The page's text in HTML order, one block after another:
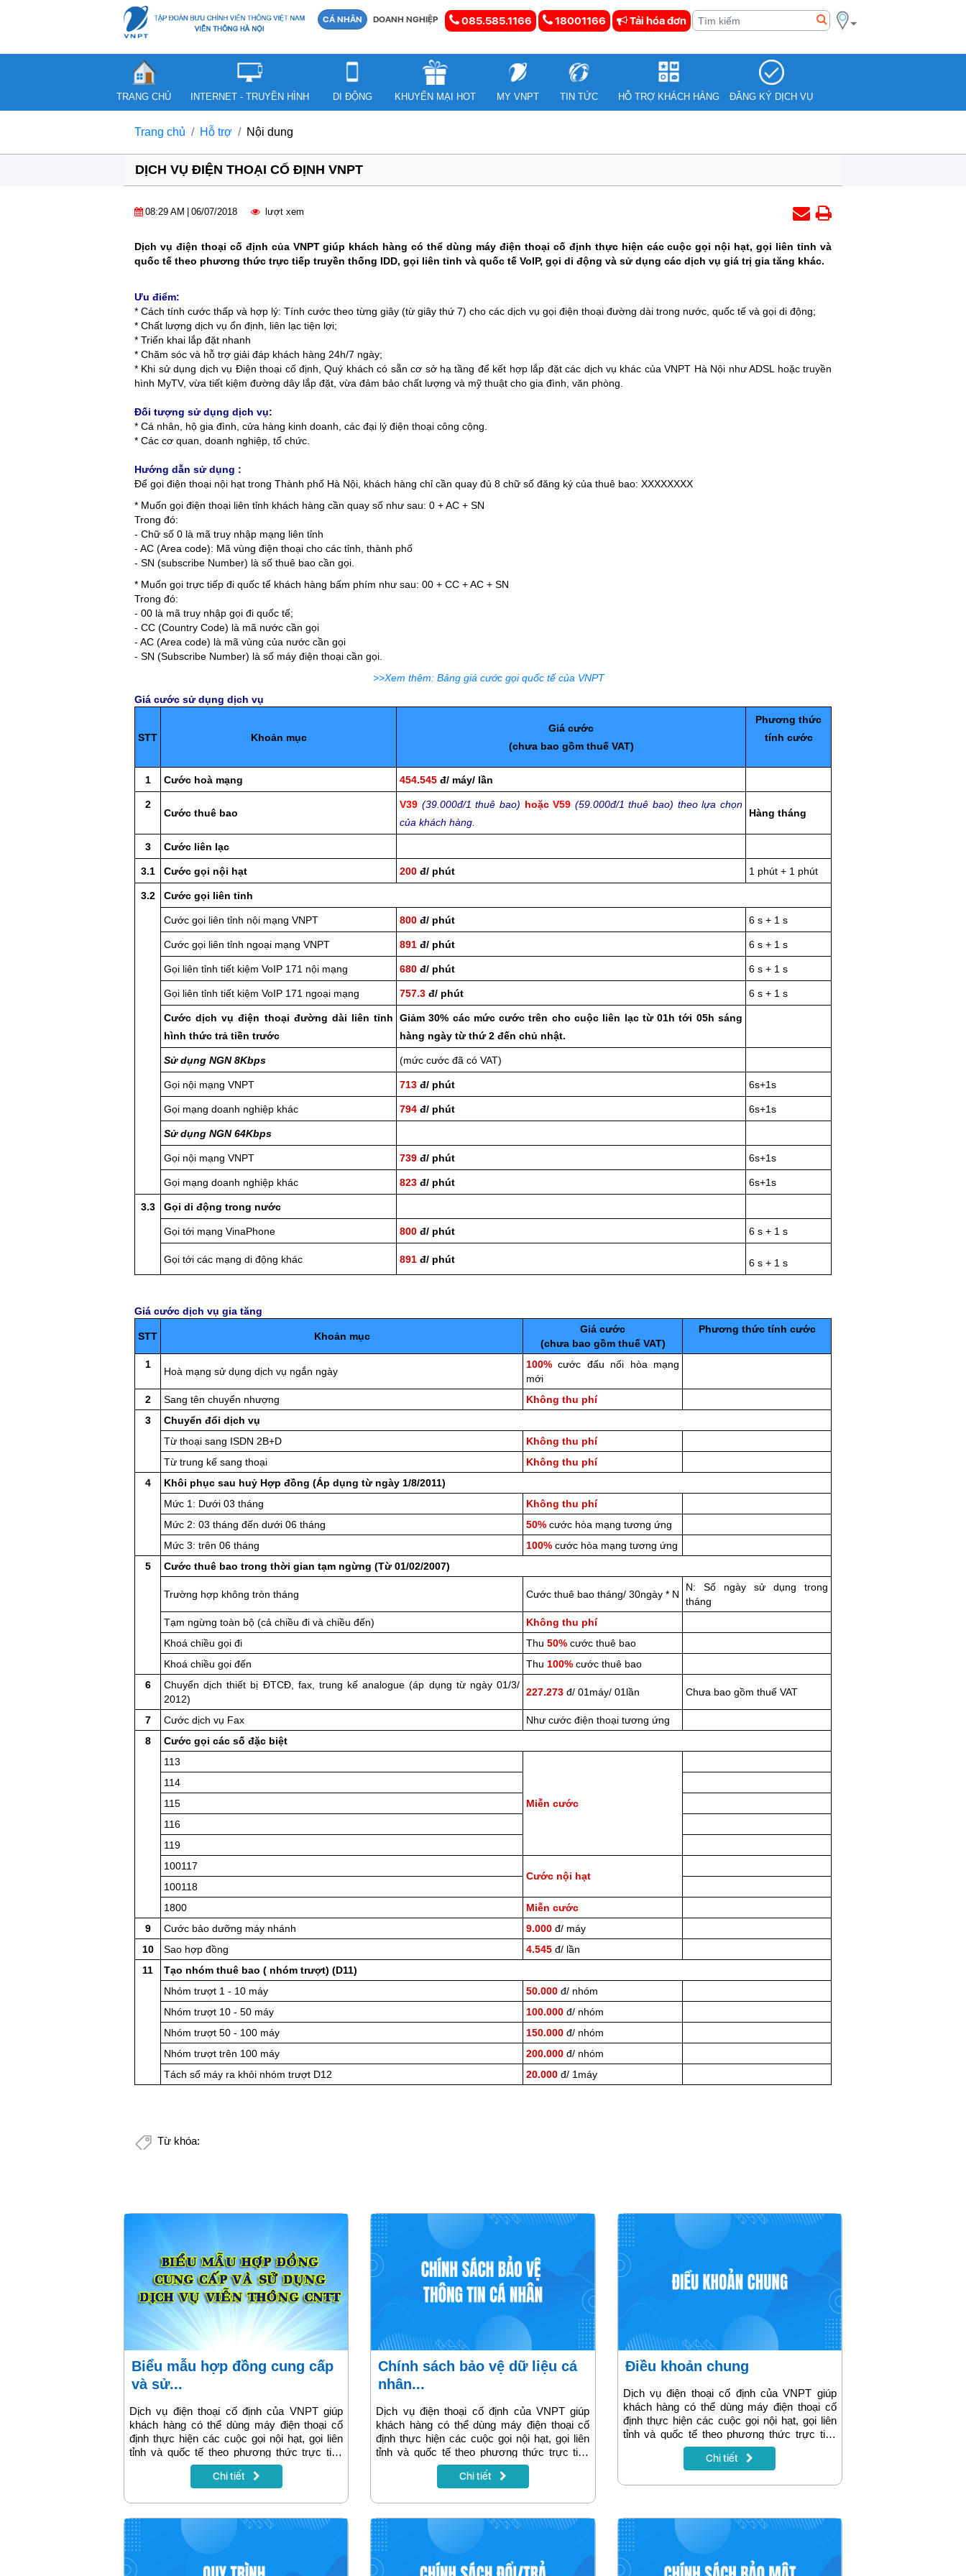
CÁ NHÂN DOANH NGHIỆP 085.585.1166 18001166 Tải hóa đơn
TRANG CHỦ INTERNET - TRUYỀN HÌNH DI ĐỘNG KHUYẾN MẠI HOT MY VNPT TIN TỨC HỖ TRỢ KHÁCH HÀNG ĐĂNG KÝ DỊCH VỤ
Trang chủ Hỗ trợ Nội dung
DỊCH VỤ ĐIỆN THOẠI CỐ ĐỊNH VNPT
08:29 AM 06/07/2018 lượt xem
Dịch vụ điện thoại cố định của VNPT giúp khách hàng có thể dùng máy điện thoại cố định thực hiện các cuộc gọi nội hạt, gọi liên tỉnh và
quốc tế theo phương thức trực tiếp truyền thống IDD, gọi liên tỉnh và quốc tế VoIP, gọi di động và sử dụng các dịch vụ giá trị gia tăng khác.
Ưu điểm:
* Cách tính cước thấp và hợp lý: Tính cước theo từng giây (từ giây thứ 7) cho các dịch vụ gọi điện thoại đường dài trong nước, quốc tế và gọi di động;
* Chất lượng dịch vụ ổn định, liên lạc tiện lợi;
* Triển khai lắp đặt nhanh
* Chăm sóc và hỗ trợ giải đáp khách hàng 24h/7 ngày;
* Khi sử dụng dịch vụ Điện thoại cố định, Quý khách có sẵn cơ sở hạ tầng để kết hợp lắp đặt các dịch vụ khác của VNPT Hà Nội như ADSL hoặc truyền
hình MyTV, vừa tiết kiệm đường dây lắp đặt, vừa đảm bảo chất lượng và mỹ thuật cho gia đình, văn phòng.
Đối tượng sử dụng dịch vụ:
* Cá nhân, hộ gia đình, cửa hàng kinh doanh, các đại lý điện thoại công cộng.
* Các cơ quan, doanh nghiệp, tổ chức.
Hướng dẫn sử dụng :
Để gọi điện thoại nội hạt trong Thành phố Hà Nội, khách hàng chỉ cần quay đủ 8 chữ số đăng ký của thuê bao: XXXXXXXX
* Muốn gọi điện thoại liên tỉnh khách hàng cần quay số như sau: 0 + AC + SN
Trong đó:
- Chữ số 0 là mã truy nhập mạng liên tỉnh
- AC (Area code): Mã vùng điện thoại cho các tỉnh, thành phố
- SN (subscribe Number) là số thuê bao cần gọi.
* Muốn gọi trực tiếp đi quốc tế khách hàng bấm phím như sau: 00 + CC + AC + SN
Trong đó:
- 00 là mã truy nhập gọi đi quốc tế;
- CC (Country Code) là mã nước cần gọi
- AC (Area code) là mã vùng của nước cần gọi
- SN (Subscribe Number) là số máy điện thoại cần gọi.
>>Xem thêm: Bảng giá cước gọi quốc tế của VNPT
Giá cước sử dụng dịch vụ
STT Khoản mục
Giá cước
(chưa bao gồm thuế VAT)
Phương thức
tính cước
1 Cước hoà mạng 454.545 đ/ máy/ lần
2
Cước thuê bao
V39 (39.000đ/1 thuê bao) hoặcV59 (59.000đ/1 thuê bao) theo lựa chọn
của khách hàng.
Hàng tháng
3 Cước liên lạc
3.1 Cước gọi nội hạt 200 đ/ phút 1 phút + 1 phút
3.2 Cước gọi liên tỉnh
Cước gọi liên tỉnh nội mạng VNPT 800 đ/ phút 6 s + 1 s
Cước gọi liên tỉnh ngoại mạng VNPT 891 đ/ phút 6 s + 1 s
Gọi liên tỉnh tiết kiệm VoIP 171 nội mạng 680 đ/ phút 6 s + 1 s
Gọi liên tỉnh tiết kiệm VoIP 171 ngoại mạng 757.3 đ/ phút 6 s + 1 s
Cước dịch vụ điện thoại đường dài liên tỉnh
hình thức trả tiền trước
Giảm 30% các mức cước trên cho cuộc liên lạc từ 01h tới 05h sáng
hàng ngày từ thứ 2 đến chủ nhật.
Sử dụng NGN 8Kbps (mức cước đã có VAT)
Gọi nội mạng VNPT 713 đ/ phút 6s+1s
Gọi mạng doanh nghiệp khác 794 đ/ phút 6s+1s
Sử dụng NGN 64Kbps
Gọi nội mạng VNPT 739 đ/ phút 6s+1s
Gọi mạng doanh nghiệp khác 823 đ/ phút 6s+1s
3.3 Gọi di động trong nước
Gọi tới mạng VinaPhone 800 đ/ phút 6 s + 1 s
Gọi tới các mạng di động khác 891 đ/ phút 6 s + 1 s
Giá cước dịch vụ gia tăng
STT Khoản mục
Giá cước
(chưa bao gồm thuế VAT)
Phương thức tính cước
1
Hoà mạng sử dụng dịch vụ ngắn ngày
100% cước đấu nối hòa mạng
mới
2
Sang tên chuyển nhượng
Không thu phí
3
Chuyển đổi dịch vụ
Từ thoại sang ISDN 2B+D
Không thu phí
Từ trung kế sang thoại
Không thu phí
4
Khôi phục sau huỷ Hợp đồng (Áp dụng từ ngày 1/8/2011)
Mức 1: Dưới 03 tháng
Không thu phí
Mức 2: 03 tháng đến dưới 06 tháng
50% cước hòa mạng tương ứng
Mức 3: trên 06 tháng
100% cước hòa mạng tương ứng
5
Cước thuê bao trong thời gian tạm ngừng (Từ 01/02/2007)
Trường hợp không tròn tháng Cước thuê bao tháng/ 30ngày * N
N: Số ngày sử dụng trong
tháng
Tạm ngừng toàn bộ (cả chiều đi và chiều đến)
Không thu phí
Khoá chiều gọi đi
Thu 50% cước thuê bao
Khoá chiều gọi đến
Thu 100% cước thuê bao
6
Chuyển dịch thiết bị ĐTCĐ, fax, trung kế analogue (áp dụng từ ngày 01/3/
2012)
227.273 đ/ 01máy/ 01lần Chưa bao gồm thuế VAT
7 Cước dịch vụ Fax
Như cước điện thoại tương ứng
8
Cước gọi các số đặc biệt
113
Miễn cước
114
115
116
119
100117
Cước nội hạt
100118
1800
Miễn cước
9
Cước bảo dưỡng máy nhánh 9.000 đ/ máy
10
Sao hợp đồng 4.545 đ/ lần
11
Tạo nhóm thuê bao ( nhóm trượt) (D11)
Nhóm trượt 1 - 10 máy
50.000 đ/ nhóm
Nhóm trượt 10 - 50 máy
100.000 đ/ nhóm
Nhóm trượt 50 - 100 máy
150.000 đ/ nhóm
Nhóm trượt trên 100 máy
200.000 đ/ nhóm
Tách số máy ra khỏi nhóm trượt D12
20.000 đ/ 1máy
Từ khóa:
Biểu mẫu hợp đồng cung cấp
và sử...
Dịch vụ điện thoại cố định của VNPT giúp
khách hàng có thể dùng máy điện thoại cố
định thực hiện các cuộc gọi nội hạt, gọi liên
tỉnh và quốc tế theo phương thức trực tiếp
truyền thống IDD, gọi liên tỉnh và quốc tế
VoIP, gọi di động và sử dụng các dịch vụ giá
Chi tiết
Chính sách bảo vệ dữ liệu cá
nhân...
Dịch vụ điện thoại cố định của VNPT giúp
khách hàng có thể dùng máy điện thoại cố
định thực hiện các cuộc gọi nội hạt, gọi liên
tỉnh và quốc tế theo phương thức trực tiếp
truyền thống IDD, gọi liên tỉnh và quốc tế
VoIP, gọi di động và sử dụng các dịch vụ giá
Chi tiết
Điều khoản chung
Dịch vụ điện thoại cố định của VNPT giúp
khách hàng có thể dùng máy điện thoại cố
định thực hiện các cuộc gọi nội hạt, gọi liên
tỉnh và quốc tế theo phương thức trực tiếp
truyền thống IDD, gọi liên tỉnh và quốc tế
VoIP, gọi di động và sử dụng các dịch vụ giá
Chi tiết